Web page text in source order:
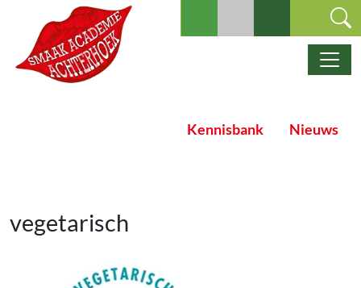
Ga naar de inhoud
Hoofdnavigatie
Kennisbank Nieuws
vegetarisch